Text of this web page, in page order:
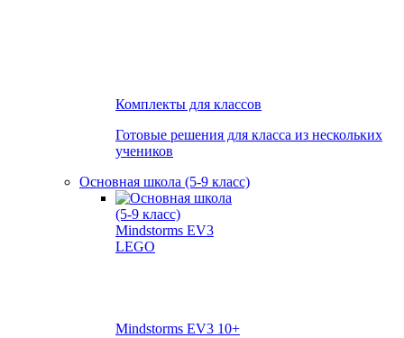
Комплекты для классов
Готовые решения для класса из нескольких
учеников
Основная школа (5-9 класс)
Mindstorms EV3 10+